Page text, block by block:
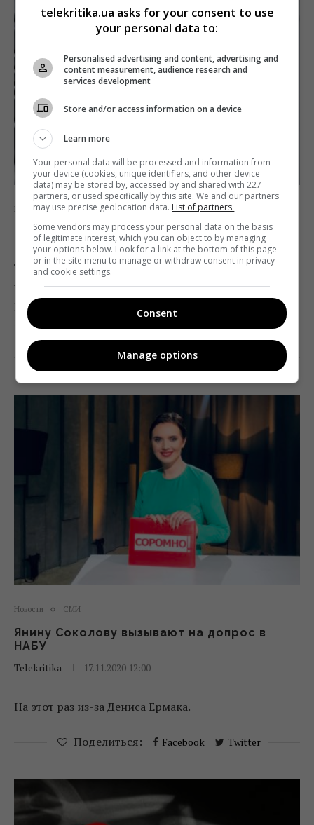
Новости СМИ
В Украине запустили проект «Медиа
фуфло»
Telekritika
18.11.2020 10:15
ИМИ, УХСПЧ и ZMINA создали черный список СМИ
и блогеров.
Поделиться: Facebook
Новости СМИ
Янину Соколову вызывают на допрос в
НАБУ
Telekritika
17.11.2020 12:00
На этот раз из-за Дениса Ермака.
Поделиться: Facebook Twitter
telekritika.ua asks for your consent to use
your personal data to:
Personalised advertising and content, advertising and
content measurement, audience research and
services development
Store and/or access information on a device
Learn more
Your personal data will be processed and information from
your device (cookies, unique identifiers, and other device
data) may be stored by, accessed by and shared with 227
partners, or used specifically by this site. We and our partners
may use precise geolocation data. List of partners.
Some vendors may process your personal data on the basis
of legitimate interest, which you can object to by managing
your options below. Look for a link at the bottom of this page
or in the site menu to manage or withdraw consent in privacy
and cookie settings.
Consent
Manage options